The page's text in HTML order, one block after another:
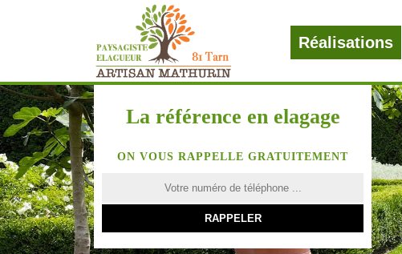
Réalisations
La référence en elagage
ON VOUS RAPPELLE GRATUITEMENT